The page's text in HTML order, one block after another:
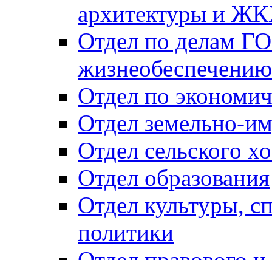
архитектуры и
Отдел по делам
Отдел по
Отдел земельно-
Отдел сельского
Отдел образования
Отдел культуры,
политики